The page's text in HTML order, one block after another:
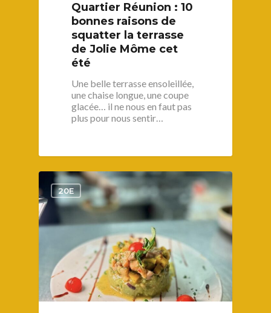
Quartier Réunion : 10
bonnes raisons de
squatter la terrasse
de Jolie Môme cet
été
Une belle terrasse ensoleillée,
une chaise longue, une coupe
glacée… il ne nous en faut pas
plus pour nous sentir…
20E
1